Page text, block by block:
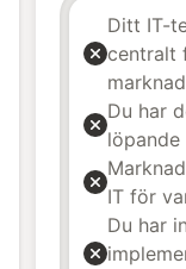
Ditt IT-
centralt
Du har
löpande
IT för
Du har